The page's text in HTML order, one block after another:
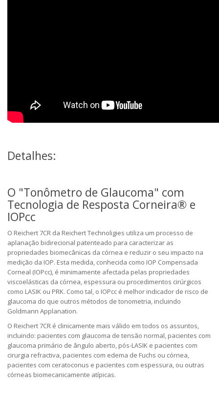
Detalhes:
O "Tonômetro de Glaucoma" com
Tecnologia de Resposta Corneira® e
IOPcc
O Reichert 7CR da Reichert Technoligies utiliza um processo de
aplanação bidirecional patenteado para caracterizar as
propriedades biomecânicas da córnea e reduzir o seu impacto na
medição da IOP. Esta medida, conhecida como IOP Compensada
Corneal (IOPcc), é minimamente afectada pelas propriedades
viscoelásticas da córnea, espessura ou procedimentos cirúrgicos
como LASIK ou PRK. Como tal, o IOPcc é melhor indicador de risco de
glaucoma do que outros métodos de tonometria, incluindo
Goldmann Applanation.
O Reichert 7CR é clinicamente mais válido em todos os assuntos,
incluindo: pacientes com glaucoma de tensão normal, pacientes com
glaucoma primário de ângulo aberto, pós-LASIK e pacientes com
cirurgia refractiva, pacientes com edema de Fuchs ou córnea,
pacientes com ceratoconus e pacientes com espessura, ou outras
córneas biomecanicamente atípicas.